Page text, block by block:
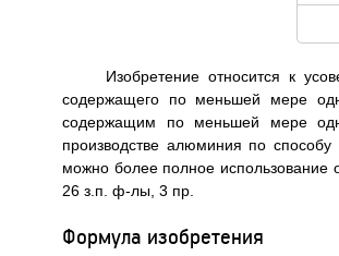
Изобретение относится к
содержащего по меньшей мере
содержащим по меньшей мере
производстве алюминия по
можно более полное использование
26 з.п. ф-лы, 3 пр.
Формула изобретения